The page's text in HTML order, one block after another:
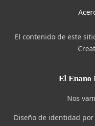
El contenido de este
El Enano
Nos
Diseño de identidad